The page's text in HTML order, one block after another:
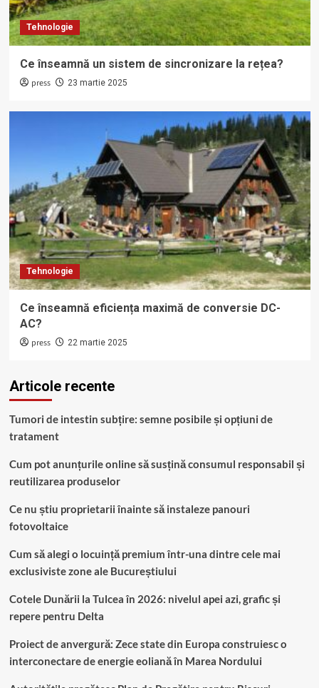
Tehnologie
Ce înseamnă un sistem de sincronizare la rețea?
press 23 martie 2025
Tehnologie
Ce înseamnă eficiența maximă de conversie DC-
AC?
press 22 martie 2025
Articole recente
Tumori de intestin subțire: semne posibile și opțiuni de
tratament
Cum pot anunțurile online să susțină consumul responsabil și
reutilizarea produselor
Ce nu știu proprietarii înainte să instaleze panouri
fotovoltaice
Cum să alegi o locuință premium într-una dintre cele mai
exclusiviste zone ale Bucureștiului
Cotele Dunării la Tulcea în 2026: nivelul apei azi, grafic și
repere pentru Delta
Proiect de anvergură: Zece state din Europa construiesc o
interconectare de energie eoliană în Marea Nordului